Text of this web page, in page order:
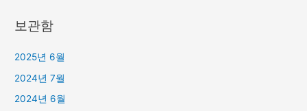
보관함
2025년 6월
2024년 7월
2024년 6월